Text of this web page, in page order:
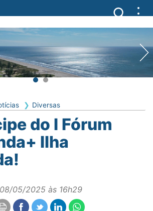
Diversas
do I Fórum
Ilha
08/05/2025 às 16h29